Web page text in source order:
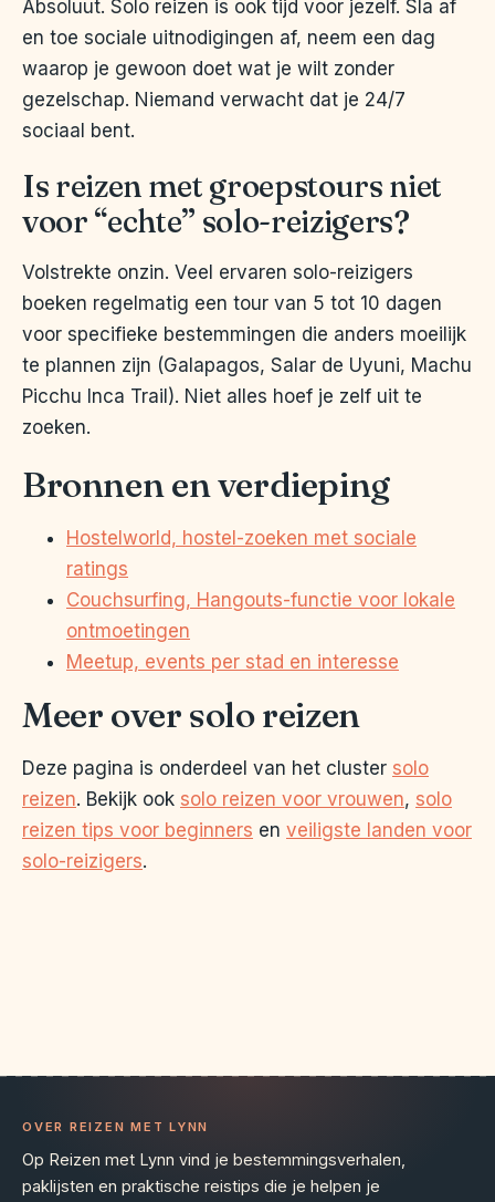
Absoluut. Solo reizen is ook tijd voor jezelf. Sla af
en toe sociale uitnodigingen af, neem een dag
waarop je gewoon doet wat je wilt zonder
gezelschap. Niemand verwacht dat je 24/7
sociaal bent.
Is reizen met groepstours niet
voor “echte” solo-reizigers?
Volstrekte onzin. Veel ervaren solo-reizigers
boeken regelmatig een tour van 5 tot 10 dagen
voor specifieke bestemmingen die anders moeilijk
te plannen zijn (Galapagos, Salar de Uyuni, Machu
Picchu Inca Trail). Niet alles hoef je zelf uit te
zoeken.
Bronnen en verdieping
Hostelworld, hostel-zoeken met sociale
ratings
Couchsurfing, Hangouts-functie voor lokale
ontmoetingen
Meetup, events per stad en interesse
Meer over solo reizen
Deze pagina is onderdeel van het cluster solo
reizen. Bekijk ook solo reizen voor vrouwen, solo
reizen tips voor beginners en veiligste landen voor
solo-reizigers.
OVER REIZEN MET LYNN
Op Reizen met Lynn vind je bestemmingsverhalen,
paklijsten en praktische reistips die je helpen je